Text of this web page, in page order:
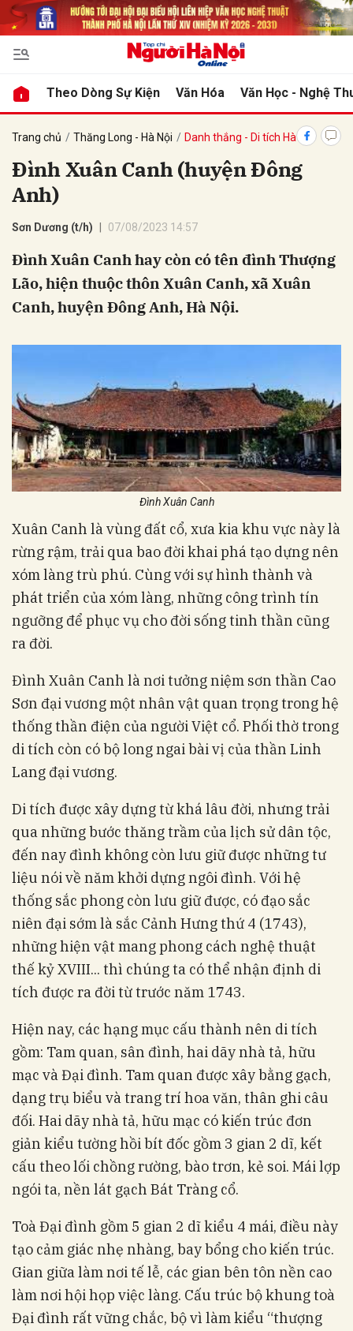
Theo Dòng Sự Kiện Văn Hóa Văn Học - Nghệ
Trang chủ Thăng Long - Hà Nội Danh thắng - Di tích Hà Nội
Đình Xuân Canh (huyện Đông
Anh)
Sơn Dương (t/h) 07/08/2023 14:57
Đình Xuân Canh hay còn có tên đình Thượng
Lão, hiện thuộc thôn Xuân Canh, xã Xuân
Canh, huyện Đông Anh, Hà Nội.
Đình Xuân Canh
Xuân Canh là vùng đất cổ, xưa kia khu vực này là
rừng rậm, trải qua bao đời khai phá tạo dựng nên
xóm làng trù phú. Cùng với sự hình thành và
phát triển của xóm làng, những công trình tín
ngưỡng để phục vụ cho đời sống tinh thần cũng
ra đời.
Đình Xuân Canh là nơi tưởng niệm sơn thần Cao
Sơn đại vương một nhân vật quan trọng trong hệ
thống thần điện của người Việt cổ. Phối thờ trong
di tích còn có bộ long ngai bài vị của thần Linh
Lang đại vương.
Di tích được xây dựng từ khá lâu đời, nhưng trải
qua những bước thăng trầm của lịch sử dân tộc,
đến nay đình không còn lưu giữ được những tư
liệu nói về năm khởi dựng ngôi đình. Với hệ
thống sắc phong còn lưu giữ được, có đạo sắc
niên đại sớm là sắc Cảnh Hưng thứ 4 (1743),
những hiện vật mang phong cách nghệ thuật
thế kỷ XVIII... thì chúng ta có thể nhận định di
tích được ra đời từ trước năm 1743.
Hiện nay, các hạng mục cấu thành nên di tích
gồm: Tam quan, sân đình, hai dãy nhà tả, hữu
mạc và Đại đình. Tam quan được xây bằng gạch,
dạng trụ biểu và trang trí hoa văn, thân ghi câu
đối. Hai dãy nhà tả, hữu mạc có kiến trúc đơn
giản kiểu tường hồi bít đốc gồm 3 gian 2 dĩ, kết
cấu theo lối chồng rường, bào trơn, kẻ soi. Mái lợp
ngói ta, nền lát gạch Bát Tràng cổ.
Toà Đại đình gồm 5 gian 2 dĩ kiểu 4 mái, điều này
tạo cảm giác nhẹ nhàng, bay bổng cho kiến trúc.
Gian giữa làm nơi tế lễ, các gian bên tôn nền cao
làm nơi hội họp việc làng. Cấu trúc bộ khung toà
Đại đình rất vững chắc, bộ vì làm kiểu “thượng
luận
Hủy